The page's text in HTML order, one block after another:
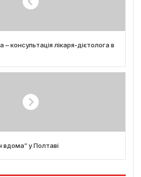
– консультація лікаря-дієтолога в
у Полтаві